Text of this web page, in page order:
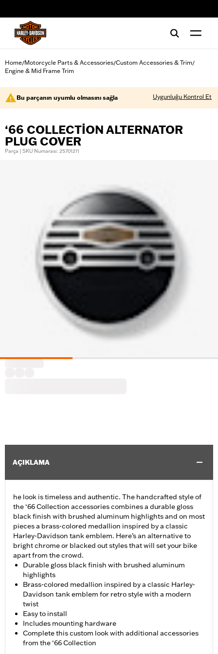
Home/Motorcycle Parts & Accessories/Custom Accessories & Trim/
Engine & Mid Frame Trim
Bu parçanın uyumlu olmasını sağla Uygunluğu Kontrol Et
‘66 COLLECTION ALTERNATOR
PLUG COVER
Parça | SKU Numarası: 25701211
AÇIKLAMA
he look is timeless and authentic. The handcrafted style of
the ‘66 Collection accessories combines a durable gloss
black finish with brushed aluminum highlights and on most
pieces a brass-colored medallion inspired by a classic
Harley-Davidson tank emblem. Here’s an alternative to
bright chrome or blacked out styles that will set your bike
apart from the crowd.
Durable gloss black finish with brushed aluminum
highlights
Brass-colored medallion inspired by a classic Harley-
Davidson tank emblem for retro style with a modern
twist
Easy to install
Includes mounting hardware
Complete this custom look with additional accessories
from the ‘66 Collection